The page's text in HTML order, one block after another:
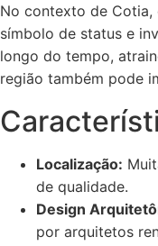
No contexto de Cotia,
símbolo de status e
longo do tempo,
região também pode
Localização:
de qualidade.
Design
por arquitetos